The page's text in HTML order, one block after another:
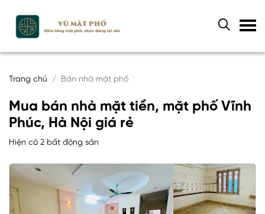
Trang chủ Bán nhà mặt phố
Mua bán nhà mặt tiền, mặt phố Vĩnh
Phúc, Hà Nội giá rẻ
Hiện có 2 bất động sản